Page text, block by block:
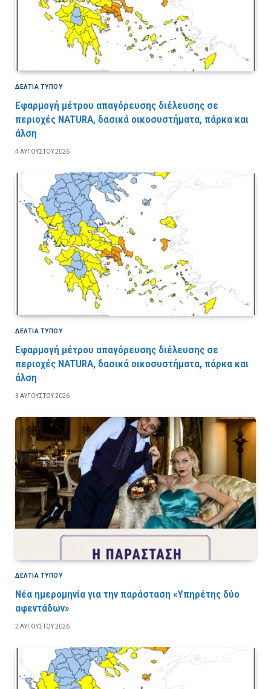
ΔΕΛΤΙΑ ΤΥΠΟΥ
Εφαρμογή μέτρου απαγόρευσης διέλευσης σε
περιοχές NATURA, δασικά οικοσυστήματα, πάρκα και
άλση
4 ΑΥΓΟΎΣΤΟΥ 2026
ΔΕΛΤΙΑ ΤΥΠΟΥ
Εφαρμογή μέτρου απαγόρευσης διέλευσης σε
περιοχές NATURA, δασικά οικοσυστήματα, πάρκα και
άλση
3 ΑΥΓΟΎΣΤΟΥ 2026
ΔΕΛΤΙΑ ΤΥΠΟΥ
Νέα ημερομηνία για την παράσταση «Υπηρέτης δύο
αφεντάδων»
2 ΑΥΓΟΎΣΤΟΥ 2026